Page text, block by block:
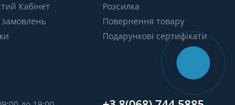
Кабінет
замовлень
Розсилка
Повернення товару
Подарункові сертифікати